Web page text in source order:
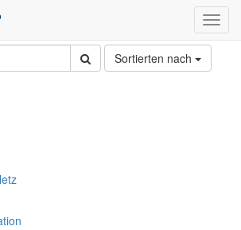
Sortierten nach